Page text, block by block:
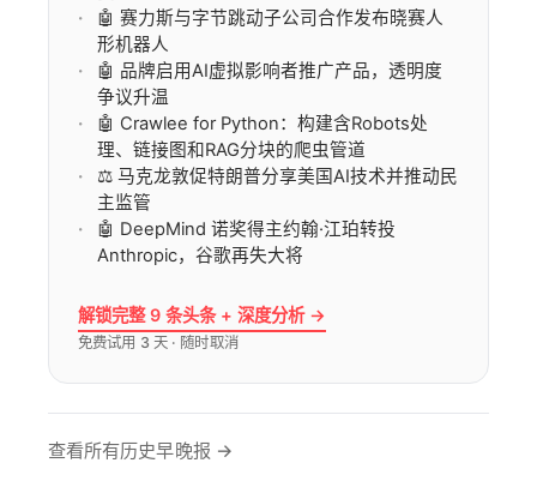
🤖 赛力斯与字节跳动子公司合作发布晓赛人
形机器人
🤖 品牌启用AI虚拟影响者推广产品，透明度
争议升温
🤖 Crawlee for Python：构建含Robots处
理、链接图和RAG分块的爬虫管道
⚖️ 马克龙敦促特朗普分享美国AI技术并推动民
主监管
🤖 DeepMind 诺奖得主约翰·江珀转投
Anthropic，谷歌再失大将
解锁完整 9 条头条 + 深度分析 →
免费试用 3 天 · 随时取消
查看所有历史早晚报 →